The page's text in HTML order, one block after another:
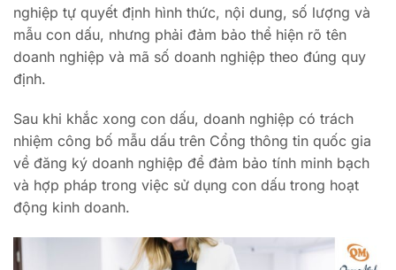
nghiệp tự quyết định hình thức, nội dung, số lượng và
mẫu con dấu, nhưng phải đảm bảo thể hiện rõ tên
doanh nghiệp và mã số doanh nghiệp theo đúng quy
định.
Sau khi khắc xong con dấu, doanh nghiệp có trách
nhiệm công bố mẫu dấu trên Cổng thông tin quốc gia
về đăng ký doanh nghiệp để đảm bảo tính minh bạch
và hợp pháp trong việc sử dụng con dấu trong hoạt
động kinh doanh.